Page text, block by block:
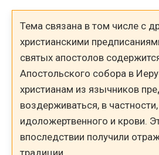
Тема связана в том числе с
христианскими
святых апостолов
Апостольского собора в
христианам из язычников
воздерживаться, в
идоложертвенного и крови.
впоследствии получили